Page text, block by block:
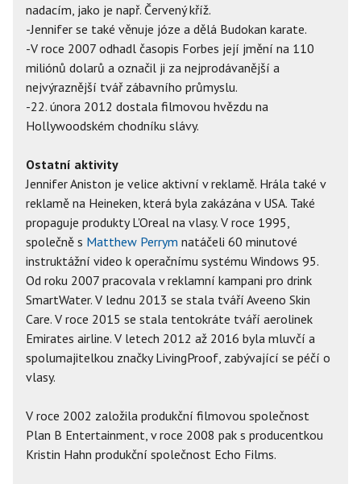
nadacím, jako je např. Červený kříž.
-Jennifer se také věnuje józe a dělá Budokan karate.
-V roce 2007 odhadl časopis Forbes její jmění na 110
miliónů dolarů a označil ji za nejprodávanější a
nejvýraznější tvář zábavního průmyslu.
-22. února 2012 dostala filmovou hvězdu na
Hollywoodském chodníku slávy.
Ostatní aktivity
Jennifer Aniston je velice aktivní v reklamě. Hrála také v
reklamě na Heineken, která byla zakázána v USA. Také
propaguje produkty L'Oreal na vlasy. V roce 1995,
společně s Matthew Perrym natáčeli 60 minutové
instruktážní video k operačnímu systému Windows 95.
Od roku 2007 pracovala v reklamní kampani pro drink
SmartWater. V lednu 2013 se stala tváří Aveeno Skin
Care. V roce 2015 se stala tentokráte tváří aerolinek
Emirates airline. V letech 2012 až 2016 byla mluvčí a
spolumajitelkou značky LivingProof, zabývající se péčí o
vlasy.
V roce 2002 založila produkční filmovou společnost
Plan B Entertainment, v roce 2008 pak s producentkou
Kristin Hahn produkční společnost Echo Films.